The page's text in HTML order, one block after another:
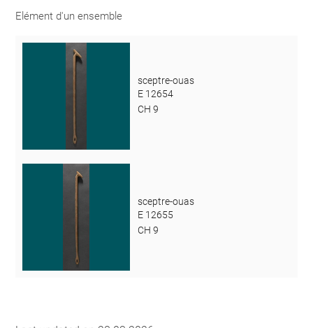
Elément d'un ensemble
sceptre-ouas
E 12654
CH 9
sceptre-ouas
E 12655
CH 9